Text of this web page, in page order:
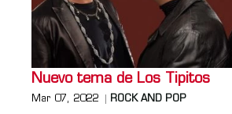
Nuevo tema de Los Tipitos
Mar 07, 2022 ROCK AND POP